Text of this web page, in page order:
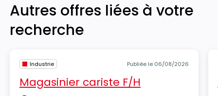
Autres offres liées à votre
recherche
Industrie Publiée le 06/08/2026
Magasinier cariste F/H